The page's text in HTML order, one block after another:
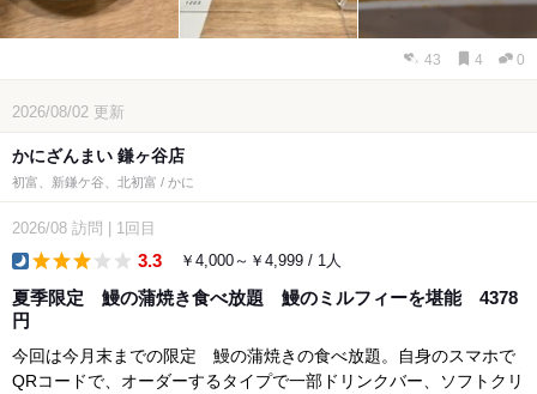
43 4 0
2026/08/02 更新
かにざんまい 鎌ヶ谷店
初富、新鎌ケ谷、北初富 / かに
2026/08 訪問 1回目
3.3 ￥4,000～￥4,999 / 1人
夏季限定 鰻の蒲焼き食べ放題 鰻のミルフィーを堪能 4378
円
今回は今月末までの限定 鰻の蒲焼きの食べ放題。自身のスマホで
QRコードで、オーダーするタイプで一部ドリンクバー、ソフトクリ